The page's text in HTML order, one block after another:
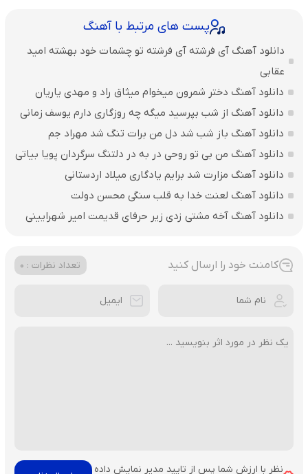
پست های مرتبط با آهنگ
دانلود آهنگ آی فرشته آی فرشته تو چشمات خود بهشته امید
عقابی
دانلود آهنگ دختر شمرون میخوام میثاق راد و مهدی یاریان
دانلود آهنگ از شب بپرسید میگه چه روزگاری دارم یوسف زمانی
دانلود آهنگ باز شب شد دل من برات تنگ شد مهراد جم
دانلود آهنگ من بی تو روحی در به در دلتنگ سرگردان پویا بیاتی
دانلود آهنگ مزارت شد برایم یادگاری میلاد اردستانی
دانلود آهنگ لعنت خدا به قلب سنگی محسن دولت
دانلود آهنگ آخه مشتی زدی زیر حرفای قدیمت امیر شهرایینی
کامنت خود را ارسال کنید تعداد نظرات : 0
نظر با ارزش شما پس از تایید مدیر نمایش داده